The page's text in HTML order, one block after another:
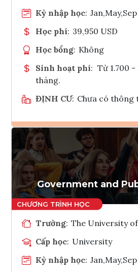
Kỳ nhập học: Jan,May,Sep
Học phí: 39,950 USD
Học bổng: Không
Sinh hoạt phí: Từ 1.700 -
tháng.
ĐỊNH CƯ: Chưa có thông
Ghi danh
Tham
Government and
Trường: The University
Cấp học: University
Kỳ nhập học: Jan,May,Sep